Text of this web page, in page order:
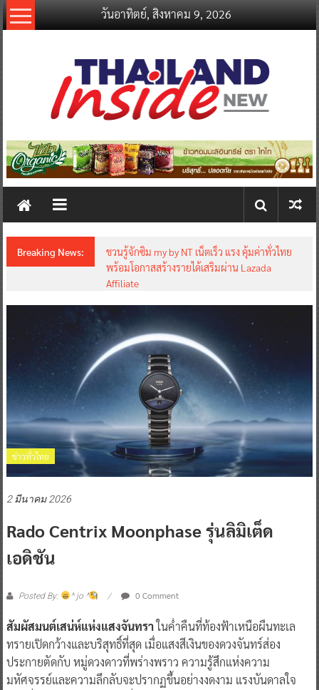
Skip
to
วันอาทิตย์, สิงหาคม 9, 2026
thailandinsidenew.com
Thailand
New
Breaking News:
ชวนรู้จักซิม my by NT เน็ตเร็ว แรง คุ้มค่าทั่วไทย
พร้อมโอกาสสร้างรายได้เสริมผ่าน Lazada
Affiliate
ข่าวทั่วไทย
2 มีนาคม 2026
Rado Centrix Moonphase รุ่นลิมิเต็ด
เอดิชัน
Posted By: ^ jo ^ 0 Comment
สัมผัสมนต์เสน่ห์แห่งแสงจันทราในค่ำคืนที่ท้องฟ้าเหนือผืนทะเล
ทรายเปิดกว้างและบริสุทธิ์ที่สุด เมื่อแสงสีเงินของดวงจันทร์ส่อง
ประกายตัดกับ หมู่ดวงดาวที่พร่างพราว ความรู้สึกแห่งความ
มหัศจรรย์และความลึกลับจะปรากฏขึ้นอย่างงดงาม แรงบันดาลใจ